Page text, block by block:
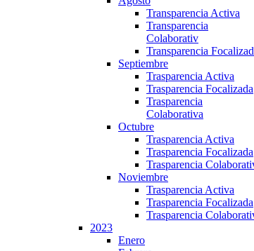
Transparencia Activa
Transparencia
Colaborativ
Transparencia
Septiembre
Trasparencia Activa
Trasparencia Focalizada
Trasparencia
Colaborativa
Octubre
Trasparencia Activa
Trasparencia Focalizada
Trasparencia
Noviembre
Trasparencia Activa
Trasparencia Focalizada
Trasparencia
2023
Enero